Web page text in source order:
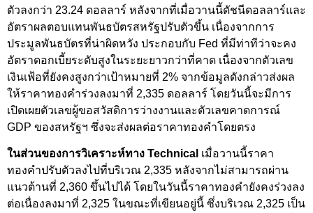
ตัวลงกว่า 23.24 ดอลลาร์ หลังจากที่เมื่อวานนี้ดัชนีดอลลาร์และ
อัตราผลตอบแทนพันธบัตรสหรัฐปรับตัวขึ้น เนื่องจากการ
ประมูลพันธบัตรที่น่าผิดหวัง ประกอบกับ Fed ที่มีท่าทีว่าจะคง
อัตราดอกเบี้ยระดับสูงในระยะยาวกว่าที่คาด เนื่องจากตัวเลข
เงินเฟ้อที่ยังคงสูงกว่าเป้าหมายที่ 2% จากข้อมูลดังกล่าวส่งผล
ให้ราคาทองคำร่วงลงมาที่ 2,335 ดอลลาร์ โดยวันนี้จะมีการ
เปิดเผยตัวเลขผู้ขอสวัสดิการว่างงานและตัวเลขคาดการณ์
GDP ของสหรัฐฯ ซึ่งจะส่งผลต่อราคาทองคำโดยตรง
ในส่วนของการวิเคราะห์ทาง Technical เมื่อวานนี้ราคา
ทองคำปรับตัวลงไปที่บริเวณ 2,335 หลังจากไม่สามารถผ่าน
แนวต้านที่ 2,360 ขึ้นไปได้ โดยในวันนี้ราคาทองคำยังคงร่วงลง
ต่อเนื่องลงมาที่ 2,325 ในขณะที่เขียนอยู่นี้ ซึ่งบริเวณ 2,325 เป็น